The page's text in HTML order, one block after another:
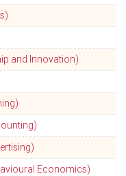
and Innovation)
Economics)